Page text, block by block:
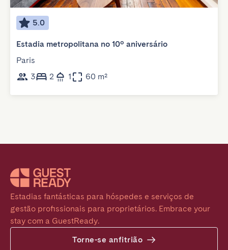
5.0
Estadia metropolitana no 10º aniversário
Paris
3
2 1 60 m²
Estadias fantásticas para hóspedes e serviços de
gestão profissionais para proprietários. Embrace your
stay com a GuestReady.
Torne-se anfitrião